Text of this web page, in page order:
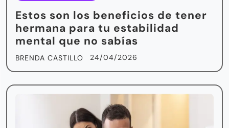
Estos son los beneficios de tener
hermana para tu estabilidad
mental que no sabías
BRENDA CASTILLO 24/04/2026